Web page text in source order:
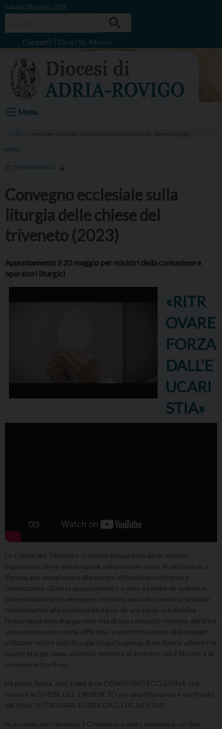
Skip
sabato 08 agosto 2026
Contatti Orari Ss. Messe
Menu
HOME CONVEGNO ECCLESIALE SULLA LITURGIA DELLE CHIESE DEL TRIVENETO (2023)
NEWS
18 MAGGIO 2023
Convegno ecclesiale sulla
liturgia delle chiese del
triveneto (2023)
Appuntamento il 20 maggio per ministri della comunione e
operatori liturgici
«RITR
OVARE
FORZA
DALL’E
UCARI
STIA»
Le Chiese del Triveneto si stanno preparando ad un evento
importante che le vedrà riunite, nel prossimo mese di settembre, a
Verona, per una giornata di incontro, riflessione confronto e
celebrazione. Questo appuntamento è nato a partire da quanto le
diocesi hanno fatto emergere nel primo anno del cammino sinodale
relativamente all’esperienza liturgica: da una parte si è ribadita
l’importanza della liturgia nella vita di una comunità cristiana, dall’altra
sono emerse non poche difficoltà, soprattutto legate al linguaggio
utilizzato nella e dalla liturgia. Di qui l’urgenza di un rilancio affinché le
nostre liturgie siano autentici momenti di incontro con il Risorto e di
comunione tra di noi.
Ha preso forma, così, l’idea di un CONVEGNO ECCLESIALE che
riunisca le CHIESE DEL TRIVENETO per una riflessione e confronto
dal titolo “RITROVARE FORZA DALL EUCARISTIA”.
In accordo con i Vescovi, il Convegno è stato pensato in un due